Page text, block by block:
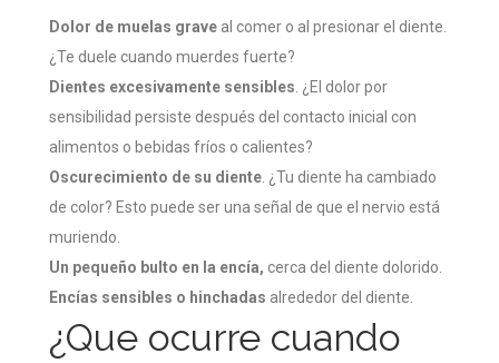
Dolor de muelas grave al comer o al presionar el diente.
¿Te duele cuando muerdes fuerte?
Dientes excesivamente sensibles . ¿El dolor por
sensibilidad persiste después del contacto inicial con
alimentos o bebidas fríos o calientes?
Oscurecimiento de su diente . ¿Tu diente ha cambiado
de color? Esto puede ser una señal de que el nervio está
muriendo.
Un pequeño bulto en la encía, cerca del diente dolorido.
Encías sensibles o hinchadas alrededor del diente.
¿Que ocurre cuando